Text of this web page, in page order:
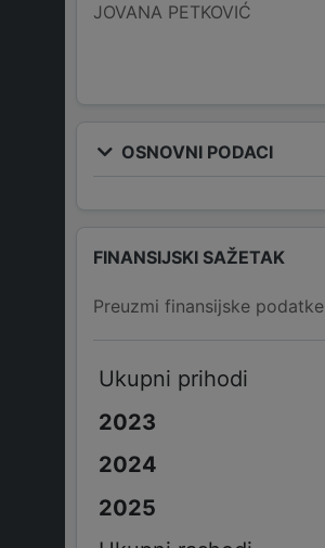
JOVANA PETKOVIĆ
OSNOVNI PODACI
FINANSIJSKI SAŽETAK
Preuzmi finansijske podatke
Ukupni prihodi